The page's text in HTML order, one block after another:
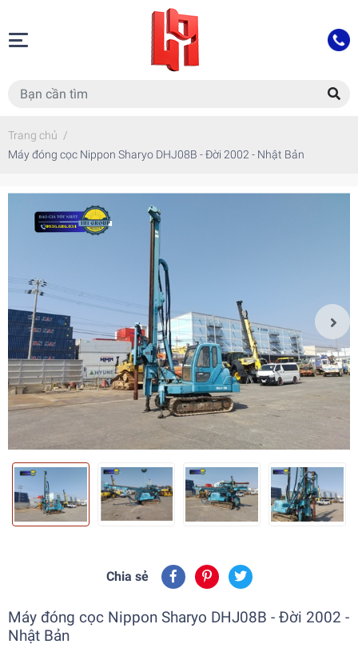
Trang chủ /
Máy đóng cọc Nippon Sharyo DHJ08B - Đời 2002 - Nhật Bản
Chia sẻ
Máy đóng cọc Nippon Sharyo DHJ08B - Đời 2002 -
Nhật Bản